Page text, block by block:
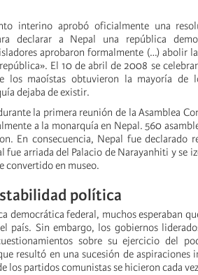
interino aprobó oficialmente una
declarar a Nepal una república
aprobaron formalmente (…) abolir
El 10 de abril de 2008 se
los maoístas obtuvieron la mayoría de
dejaba de existir.
la primera reunión de la Asamblea
a la monarquía en Nepal. 560
En consecuencia, Nepal fue declarado
fue arriada del Palacio de Narayanhiti y se
convertido en museo.
política
democrática federal, muchos esperaban
país. Sin embargo, los gobiernos
sobre su ejercicio del
resultó en una sucesión de aspiraciones
partidos comunistas se hicieron cada